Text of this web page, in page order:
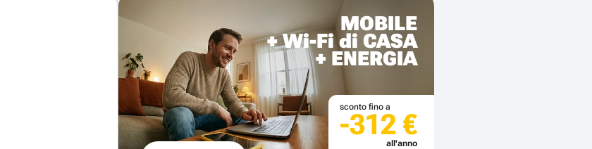
MOBILE
+ Wi-Fi di CASA
+ ENERGIA
sconto fino a
-312 €
all'anno